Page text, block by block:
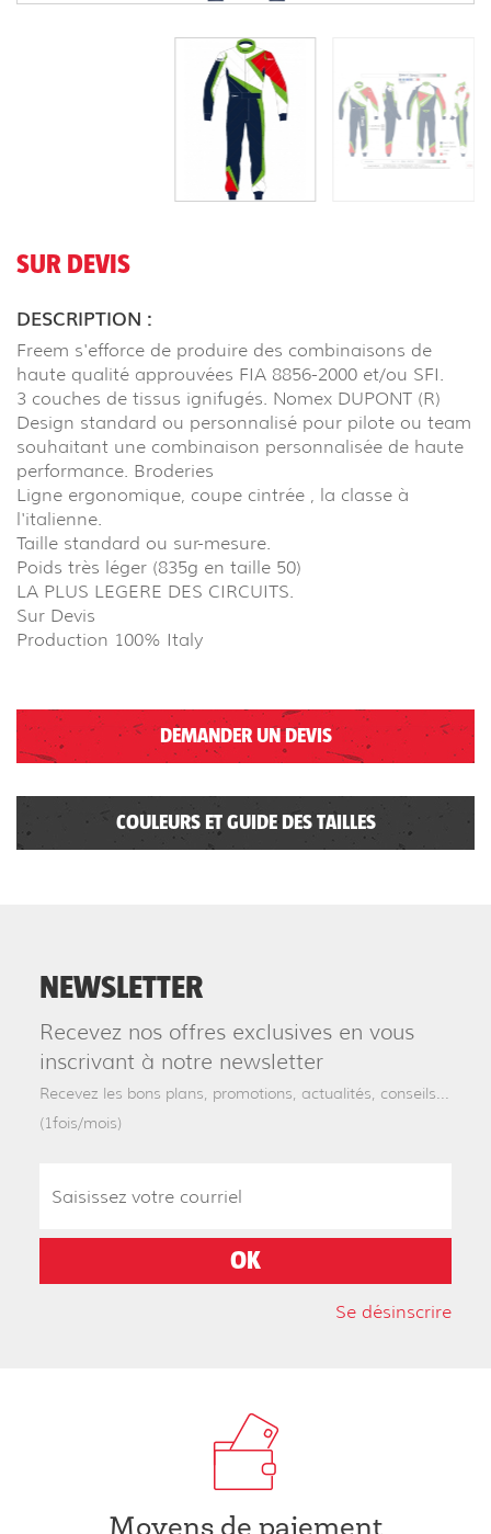
SUR DEVIS
DESCRIPTION :
Freem s'efforce de produire des combinaisons de
haute qualité approuvées FIA 8856-2000 et/ou SFI.
3 couches de tissus ignifugés. Nomex DUPONT (R)
Design standard ou personnalisé pour pilote ou team
souhaitant une combinaison personnalisée de haute
performance. Broderies
Ligne ergonomique, coupe cintrée , la classe à
l'italienne.
Taille standard ou sur-mesure.
Poids très léger (835g en taille 50)
LA PLUS LEGERE DES CIRCUITS.
Sur Devis
Production 100% Italy
DEMANDER UN DEVIS
COULEURS ET GUIDE DES TAILLES
NEWSLETTER
Recevez nos offres exclusives en vous
inscrivant à notre newsletter
Recevez les bons plans, promotions, actualités, conseils...
(1fois/mois)
Se désinscrire